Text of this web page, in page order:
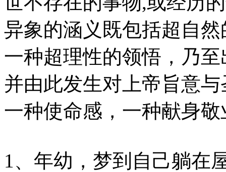
异象的涵义既包括超自
一种超理性的领悟，乃
并由此发生对上帝旨意
一种使命感，一种献身
1、年幼，梦到自己躺在